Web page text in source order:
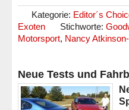
Kategorie: Editor´s
Exoten
Stichworte:
Motorsport, Nancy
Neue Tests und